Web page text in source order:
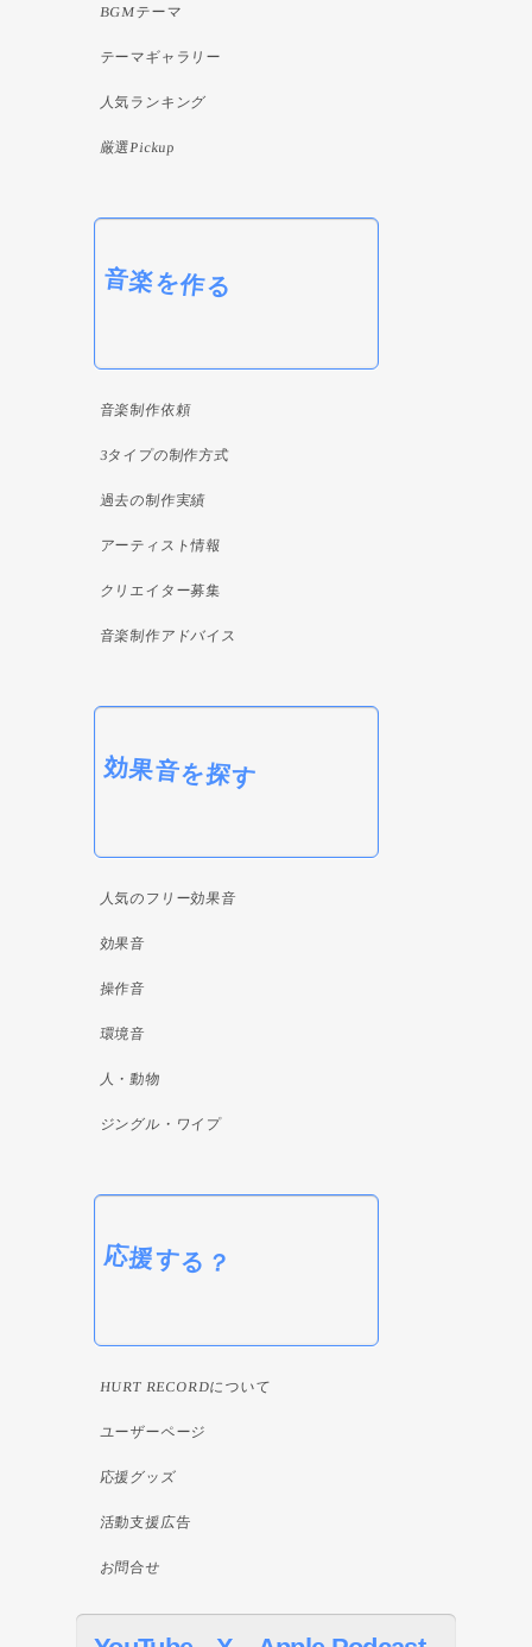
BGMテーマ
テーマギャラリー
人気ランキング
厳選Pickup
音楽を作る
音楽制作依頼
3タイプの制作方式
過去の制作実績
アーティスト情報
クリエイター募集
音楽制作アドバイス
効果音を探す
人気のフリー効果音
効果音
操作音
環境音
人・動物
ジングル・ワイプ
応援する？
HURT RECORDについて
ユーザーページ
応援グッズ
活動支援広告
お問合せ